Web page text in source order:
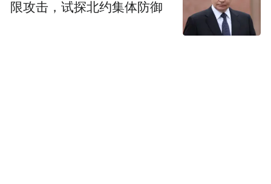
限攻击，试探北约集体防御